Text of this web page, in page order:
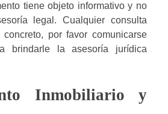
tiene objeto informativo y no
legal. Cualquier consulta
por favor comunicarse
brindarle la asesoría jurídica
Inmobiliario y